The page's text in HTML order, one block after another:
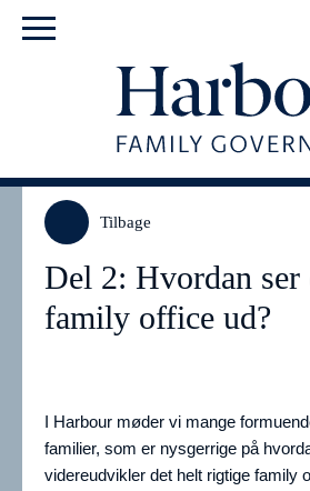
Tilbage
Del 2: Hvordan ser
family office ud?
I Harbour møder vi mange
familier, som er nysgerrige på
videreudvikler det helt rigtige family